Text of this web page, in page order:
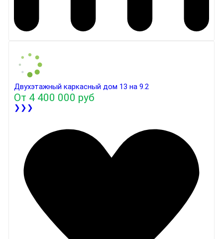
Двухэтажный каркасный дом 13 на 9.2
От 4 400 000 руб
❯❯❯